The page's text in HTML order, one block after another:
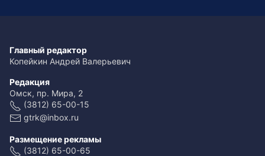
Главный редактор
Копейкин Андрей Валерьевич
Редакция
Омск, пр. Мира, 2
(3812) 65-00-15
gtrk@inbox.ru
Размещение рекламы
(3812) 65-00-65